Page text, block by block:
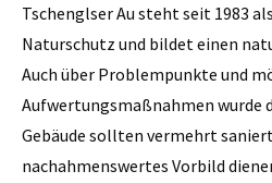
Tschenglser Au steht seit 1983
Naturschutz und bildet einen
Auch über Problempunkte und
Aufwertungsmaßnahmen wurde
Gebäude sollten vermehrt
nachahmenswertes Vorbild